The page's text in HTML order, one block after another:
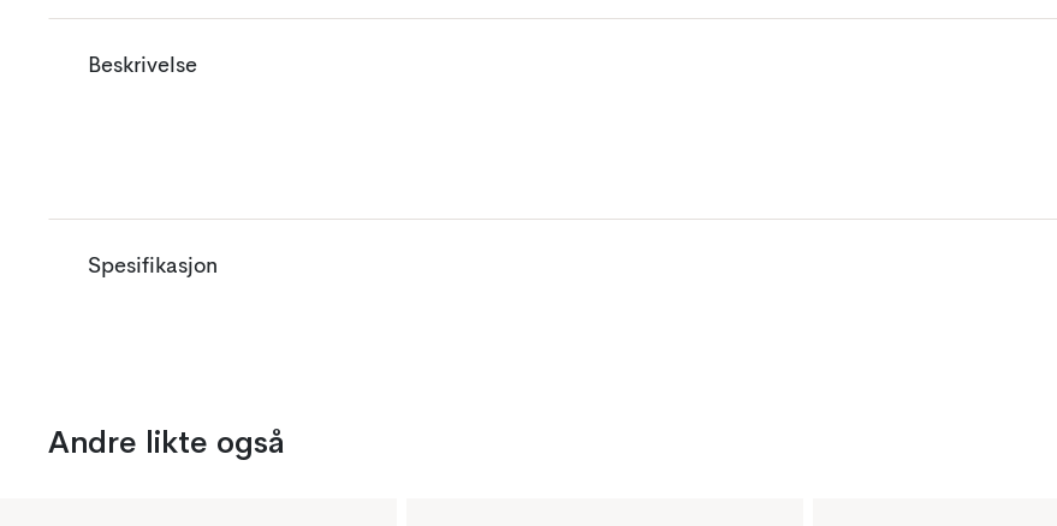
Beskrivelse
Spesifikasjon
Andre likte også